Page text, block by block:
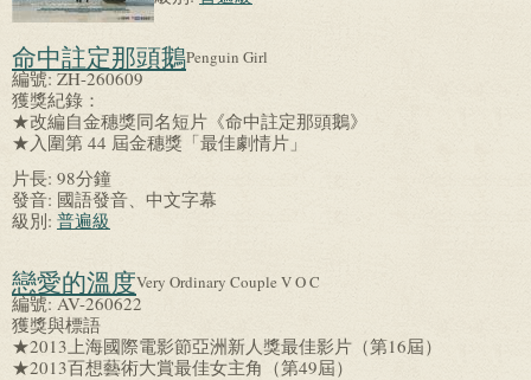
命中註定那頭鵝Penguin Girl
編號:ZH-260609
獲獎紀錄：
★改編自金穗獎同名短片《命中註定那頭鵝》
★入圍第 44 屆金穗獎「最佳劇情片」
片長: 98分鐘
發音: 國語發音、中文字幕
級別: 普遍級
戀愛的溫度Very Ordinary Couple V O C
編號:AV-260622
獲獎與標語
★2013上海國際電影節亞洲新人獎最佳影片（第16屆）
★2013百想藝術大賞最佳女主角（第49屆）